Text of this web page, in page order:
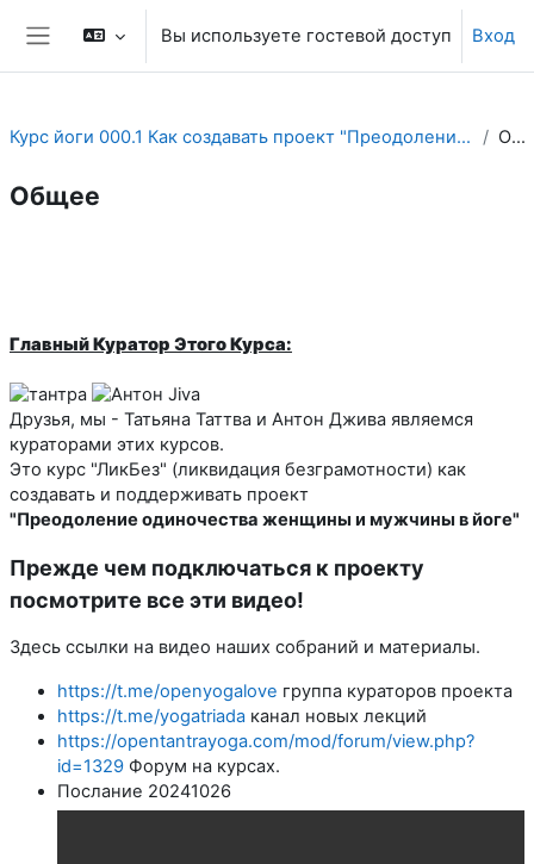
Перейти к основному содержанию
Боковая панель
Вы используете гостевой доступ Вход
Курс йоги 000.1 Как создавать проект "Преодоление одиночества женщины и мужчины в йоге" . Общее
Общее
Главный Куратор Этого Курса:
Друзья, мы - Татьяна Таттва и Антон Джива являемся
кураторами этих курсов.
Это курс "ЛикБез" (ликвидация безграмотности) как
создавать и поддерживать проект
"Преодоление одиночества женщины и мужчины в йоге"
Прежде чем подключаться к проекту
посмотрите все эти видео!
Здесь ссылки на видео наших собраний и материалы.
https://t.me/openyogalove группа кураторов проекта
https://t.me/yogatriada канал новых лекций
https://opentantrayoga.com/mod/forum/view.php?
id=1329 Форум на курсах.
Послание 20241026